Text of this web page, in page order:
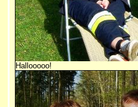
Hallooooo!